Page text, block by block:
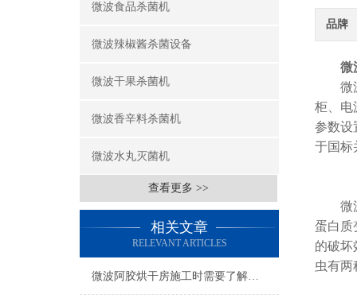
微波食品杀菌机
微波辣椒酱杀菌设备
微波干果杀菌机
微波香辛料杀菌机
微波水丸灭菌机
查看更多 >>
相关文章
RELEVANT ARTICLES
微波阿胶烘干房施工时需要了解基本的施工知识
品牌
微
微波
柜、电
参数设
于国标
微波
蛋白质
的破坏
虫有两